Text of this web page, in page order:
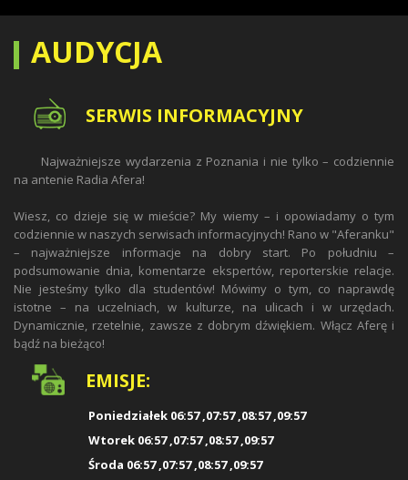
AUDYCJA
SERWIS INFORMACYJNY
Najważniejsze wydarzenia z Poznania i nie tylko – codziennie
na antenie Radia Afera!
Wiesz, co dzieje się w mieście? My wiemy – i opowiadamy o tym
codziennie w naszych serwisach informacyjnych! Rano w "Aferanku"
– najważniejsze informacje na dobry start. Po południu –
podsumowanie dnia, komentarze ekspertów, reporterskie relacje.
Nie jesteśmy tylko dla studentów! Mówimy o tym, co naprawdę
istotne – na uczelniach, w kulturze, na ulicach i w urzędach.
Dynamicznie, rzetelnie, zawsze z dobrym dźwiękiem. Włącz Aferę i
bądź na bieżąco!
EMISJE:
Poniedziałek 06:57 ,07:57 ,08:57 ,09:57
Wtorek 06:57 ,07:57 ,08:57 ,09:57
Środa 06:57 ,07:57 ,08:57 ,09:57